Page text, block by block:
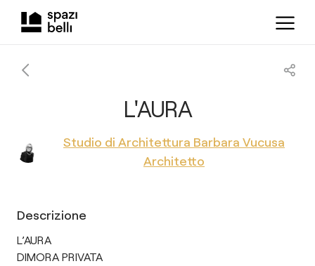
L'AURA
Studio di Architettura Barbara Vucusa
Architetto
Descrizione
L’AURA
DIMORA PRIVATA